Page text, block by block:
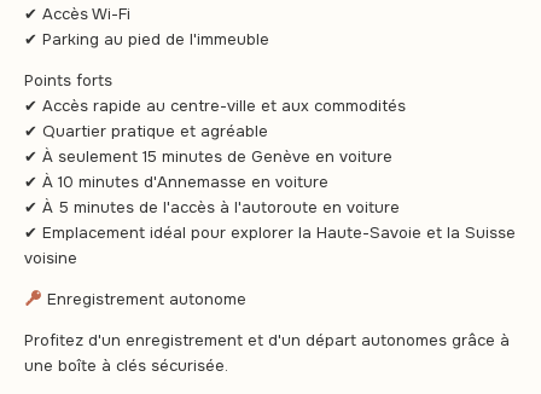
✔ Accès Wi-Fi
✔ Parking au pied de l'immeuble
Points forts
✔ Accès rapide au centre-ville et aux commodités
✔ Quartier pratique et agréable
✔ À seulement 15 minutes de Genève en voiture
✔ À 10 minutes d'Annemasse en voiture
✔ À 5 minutes de l'accès à l'autoroute en voiture
✔ Emplacement idéal pour explorer la Haute-Savoie et la Suisse
voisine
Enregistrement autonome
Profitez d'un enregistrement et d'un départ autonomes grâce à
une boîte à clés sécurisée.